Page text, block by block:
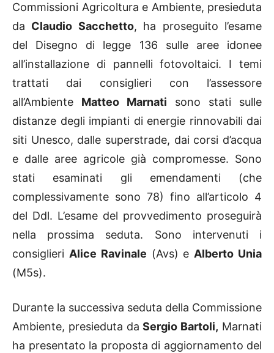
Commissioni Agricoltura e Ambiente, presieduta
da Claudio Sacchetto, ha proseguito l’esame
del Disegno di legge 136 sulle aree idonee
all’installazione di pannelli fotovoltaici. I temi
trattati dai consiglieri con l’assessore
all’Ambiente Matteo Marnati sono stati sulle
distanze degli impianti di energie rinnovabili dai
siti Unesco, dalle superstrade, dai corsi d’acqua
e dalle aree agricole già compromesse. Sono
stati esaminati gli emendamenti (che
complessivamente sono 78) fino all’articolo 4
del Ddl. L’esame del provvedimento proseguirà
nella prossima seduta. Sono intervenuti i
consiglieri Alice Ravinale (Avs) eAlberto Unia
(M5s).
Durante la successiva seduta della Commissione
Ambiente, presieduta daSergio Bartoli, Marnati
ha presentato la proposta di aggiornamento del